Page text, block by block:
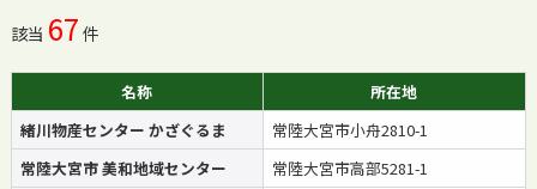
該当 67 件
名称
所在地
緒川物産センター かざぐるま
常陸大宮市小舟2810-1
常陸大宮市 美和地域センター
常陸大宮市高部5281-1